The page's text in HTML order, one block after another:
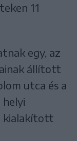
11
egy, az
állított
utca és a
kialakított